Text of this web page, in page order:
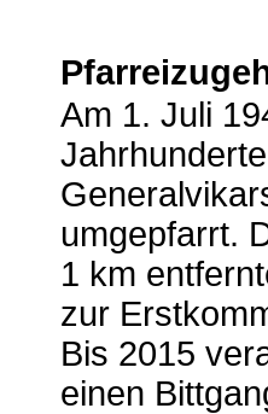
Am 1. Juli
umgepfarrt.
1 km
zur
Bis 2015
einen